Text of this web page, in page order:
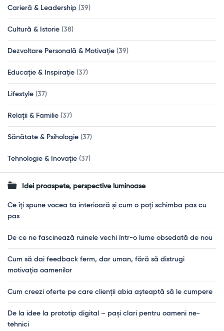
Carieră & Leadership (39)
Cultură & Istorie (38)
Dezvoltare Personală & Motivație (39)
Educație & Inspirație (37)
Lifestyle (37)
Relații & Familie (37)
Sănătate & Psihologie (37)
Tehnologie & Inovație (37)
Idei proaspete, perspective luminoase
Ce îți spune vocea ta interioară și cum o poți schimba pas cu
pas
De ce ne fascinează ruinele vechi într-o lume obsedată de nou
Cum să dai feedback ferm, dar uman, fără să distrugi
motivația oamenilor
Cum creezi oferte pe care clienții abia așteaptă să le cumpere
De la idee la prototip digital – pași clari pentru oameni ne-
tehnici